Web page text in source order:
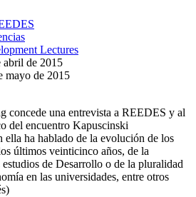
Lectures
abril de 2015
mayo de 2015
concede una entrevista a REEDES y al
del encuentro Kapuscinski
ha hablado de la evolución de los
últimos veinticinco años, de la
de Desarrollo o de la pluralidad
en las universidades, entre otros